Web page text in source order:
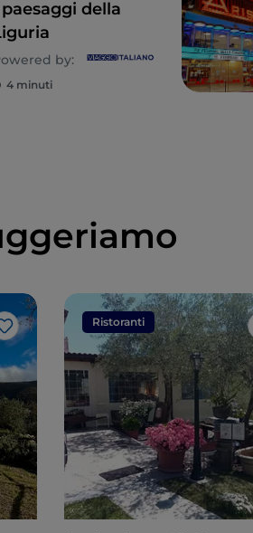
della
by:
4 minuti
Like
Ristoranti